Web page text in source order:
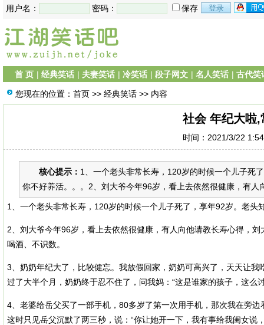
用户名： 密码： 保存
首 页 | 经典笑话 | 夫妻笑话 | 冷笑话 | 段子网文 | 名人笑话 | 古代笑
您现在的位置： 首页 >> 经典笑话 >> 内容
社会 年纪大啦,
时间：2021/3/22
核心提示： 1、一个老头非常长寿，120岁的时候一个儿子死
你不好养活。。。2、刘大爷今年96岁，看上去依然很健康，有
1、一个老头非常长寿，120岁的时候一个儿子死了，享年92岁。老
2、刘大爷今年96岁，看上去依然很健康，有人向他请教长寿心得，
喝酒、不识数。
3、奶奶年纪大了，比较健忘。我放假回家，奶奶可高兴了，天天让我
过了大半个月，奶奶终于忍不住了，问我妈：“这是谁家的孩子，这么
4、老婆给岳父买了一部手机，80多岁了第一次用手机，那次我在旁
这时只见岳父沉默了两三秒，说：“你让她开一下，我有事给我闺女说